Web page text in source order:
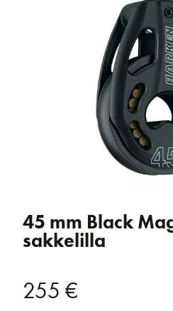
45 mm Black
sakkelilla
255 €